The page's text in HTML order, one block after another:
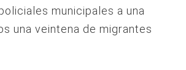
municipales a una
una veintena de migrantes